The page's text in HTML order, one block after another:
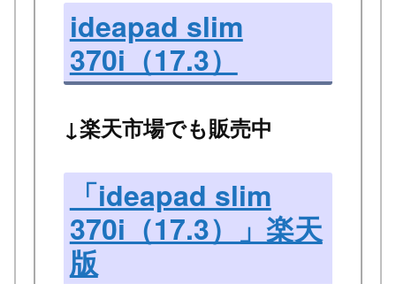
ideapad slim
370i（17.3）
↓楽天市場でも販売中
「ideapad slim
370i（17.3）」楽天
版